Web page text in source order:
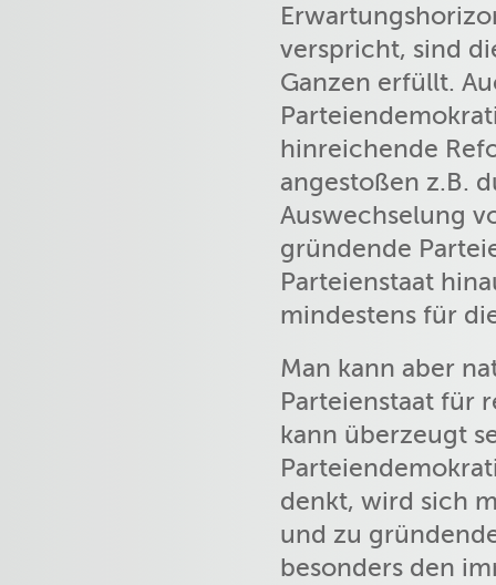
verspricht, sind
Ganzen erfüllt.
hinreichende
angestoßen z.B.
Auswechselung
gründende
Parteienstaat
mindestens für
Man kann aber
Parteienstaat für
kann überzeugt
denkt, wird sich
und zu
besonders den